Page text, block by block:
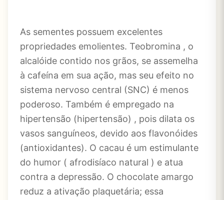
As sementes possuem excelentes
propriedades emolientes. Teobromina , o
alcalóide contido nos grãos, se assemelha
à cafeína em sua ação, mas seu efeito no
sistema nervoso central (SNC) é menos
poderoso. Também é empregado na
hipertensão (hipertensão) , pois dilata os
vasos sanguíneos, devido aos flavonóides
(antioxidantes). O cacau é um estimulante
do humor ( afrodisíaco natural ) e atua
contra a depressão. O chocolate amargo
reduz a ativação plaquetária; essa